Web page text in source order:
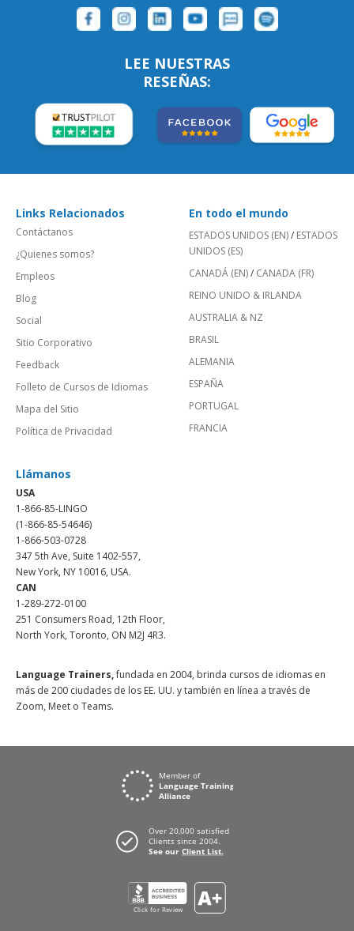
LEE NUESTRAS
RESEÑAS:
Links Relacionados
Contáctanos
¿Quienes somos?
Empleos
Blog
Social
Sitio Corporativo
Feedback
Folleto de Cursos de Idiomas
Mapa del Sitio
Política de Privacidad
En todo el mundo
ESTADOS UNIDOS (EN)/ ESTADOS
UNIDOS (ES)
CANADÁ (EN)/ CANADA (FR)
REINO UNIDO & IRLANDA
AUSTRALIA & NZ
BRASIL
ALEMANIA
ESPAÑA
PORTUGAL
FRANCIA
Llámanos
USA
1-866-85-LINGO
(1-866-85-54646)
1-866-503-0728
347 5th Ave, Suite 1402-557,
New York, NY 10016, USA.
CAN
1-289-272-0100
251 Consumers Road, 12th Floor,
North York, Toronto, ON M2J 4R3.
Language Trainers,fundada en 2004, brinda cursos de idiomas en
más de 200 ciudades de los EE. UU. y también en línea a través de
Zoom, Meet o Teams.